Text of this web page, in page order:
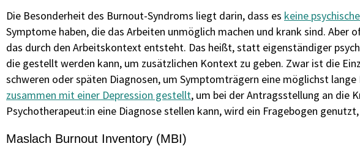
Die Besonderheit des Burnout-Syndroms liegt darin, dass es keine
Symptome haben, die das Arbeiten unmöglich machen und krank sind. Aber
das durch den Arbeitskontext entsteht. Das heißt, statt eigenständiger
die gestellt werden kann, um zusätzlichen Kontext zu geben. Zwar ist die
schweren oder späten Diagnosen, um Symptomträgern eine möglichst
zusammen mit einer Depression gestellt, um bei der Antragsstellung an die
Psychotherapeut:in eine Diagnose stellen kann, wird ein Fragebogen
Maslach Burnout Inventory (MBI)